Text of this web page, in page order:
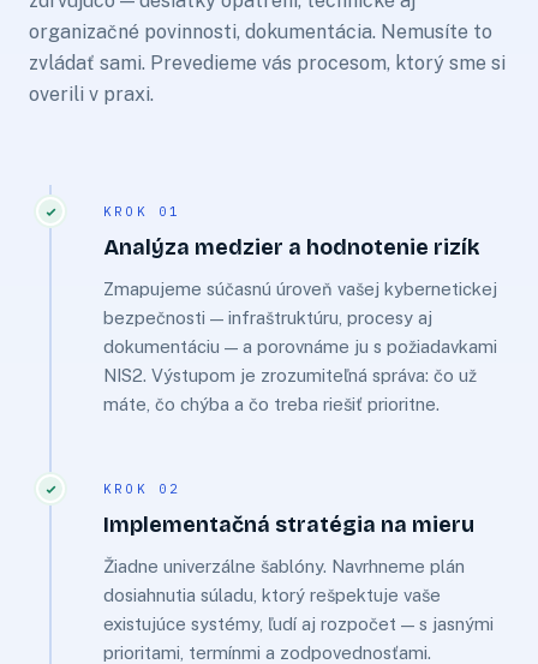
organizačné povinnosti, dokumentácia. Nemusíte to
zvládať sami. Prevedieme vás procesom, ktorý sme si
overili v praxi.
KROK 01
Analýza medzier a hodnotenie rizík
Zmapujeme súčasnú úroveň vašej kybernetickej
bezpečnosti — infraštruktúru, procesy aj
dokumentáciu — a porovnáme ju s požiadavkami
NIS2. Výstupom je zrozumiteľná správa: čo už
máte, čo chýba a čo treba riešiť prioritne.
KROK 02
Implementačná stratégia na mieru
Žiadne univerzálne šablóny. Navrhneme plán
dosiahnutia súladu, ktorý rešpektuje vaše
existujúce systémy, ľudí aj rozpočet — s jasnými
prioritami, termínmi a zodpovednosťami.